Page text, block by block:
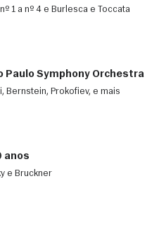
1 a nº 4 e Burlesca e Toccata
Paulo Symphony Orchestra
Bernstein, Prokofiev, e mais
anos
e Bruckner